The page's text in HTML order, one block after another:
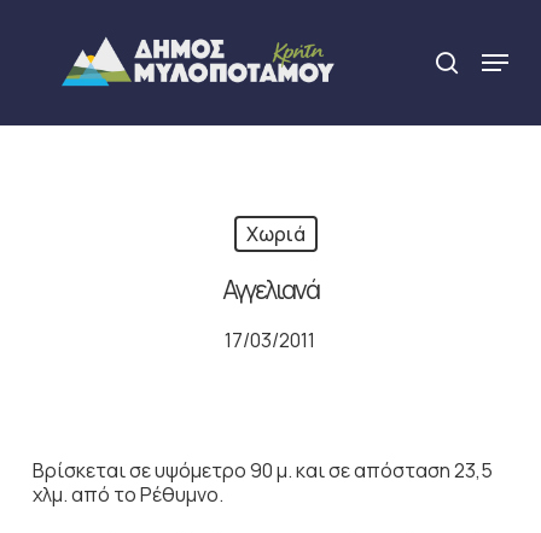
content
search
Menu
Χωριά
Αγγελιανά
17/03/2011
Βρίσκεται σε υψόμετρο 90 μ. και σε απόσταση 23,5
χλμ. από το Ρέθυμνο.
Close